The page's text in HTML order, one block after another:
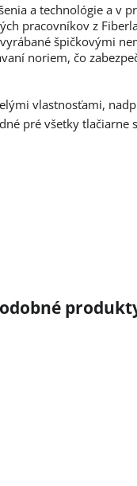
a technológie a v
pracovníkov z
špičkovými
noriem, čo
vlastnosťami,
pré všetky tlačiarne